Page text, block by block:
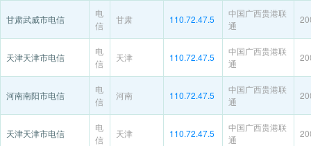
甘肃武威市电信
电
信
甘肃 110.72.47.5
中国广西贵港联
通
天津天津市电信
电
信
天津 110.72.47.5
中国广西贵港联
通
河南南阳市电信
电
信
河南 110.72.47.5
中国广西贵港联
通
天津天津市电信
电
信
天津 110.72.47.5
中国广西贵港联
通